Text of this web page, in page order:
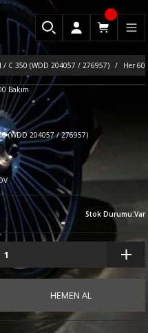
/ C 350 (WDD 204057 / 276957) Her
(WDD 204057 / 276957)
Stok Durumu:Var
HEMEN AL